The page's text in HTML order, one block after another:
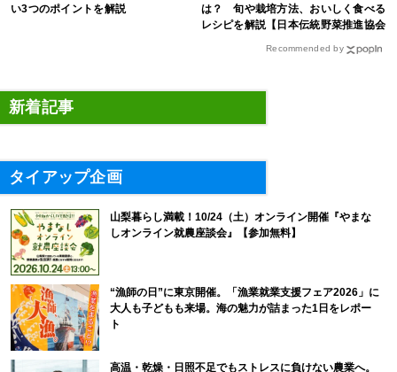
い3つのポイントを解説
は？ 旬や栽培方法、おいしく食べる
レシピを解説【日本伝統野菜推進協会
Recommended by
新着記事
タイアップ企画
山梨暮らし満載！10/24（土）オンライン開催『やまな
しオンライン就農座談会』【参加無料】
“漁師の日”に東京開催。「漁業就業支援フェア2026」に
大人も子どもも来場。海の魅力が詰まった1日をレポー
ト
高温・乾燥・日照不足でもストレスに負けない農業へ。